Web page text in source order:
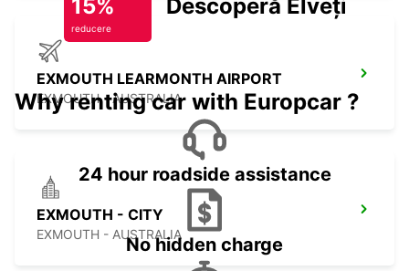
EXMOUTH LEARMONTH AIRPORT
EXMOUTH - AUSTRALIA
EXMOUTH - CITY
EXMOUTH - AUSTRALIA
15%
reducere
Descoperă Elveția
Why renting car with Europcar ?
24 hour roadside assistance
No hidden charge